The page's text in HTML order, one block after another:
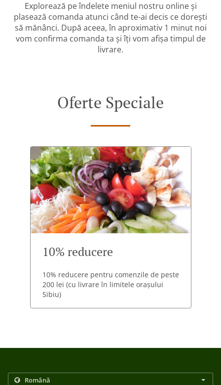
Explorează pe îndelete meniul nostru online și
plasează comanda atunci când te-ai decis ce dorești
să mănânci. După aceea, în aproximativ 1 minut noi
vom confirma comanda ta și îți vom afișa timpul de
livrare.
Oferte Speciale
10% reducere
10% reducere pentru comenzile de peste
200 lei (cu livrare în limitele orașului
Sibiu)